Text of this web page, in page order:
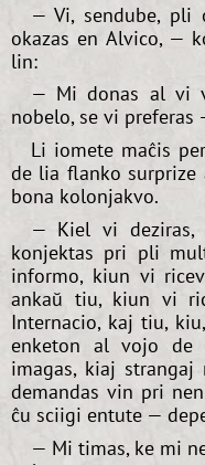
— Vi, sendube,
okazas en Alvico, —
lin:
— Mi donas al vi
nobelo, se vi
Li iomete maĉis
de lia flanko
bona kolonjakvo.
— Kiel vi
konjektas pri pli
informo, kiun vi
ankaŭ tiu, kiun vi
Internacio, kaj tiu,
enketon al vojo de
imagas, kiaj
demandas vin pri
ĉu sciigi entute —
— Mi timas, ke mi